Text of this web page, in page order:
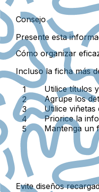
Consejo
Presente esta
Cómo organizar
Incluso la ficha más
Utilice títulos
Agrupe los
Utilice viñetas
Priorice la
Mantenga un
Evite diseños